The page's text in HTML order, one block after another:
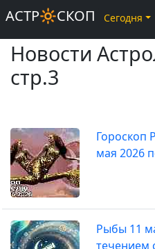
Новости
стр.3
Гороскоп
мая 2026
Рыбы 11
течением
АСТР🔆СКОП Сегодня